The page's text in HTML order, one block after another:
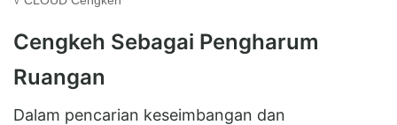
Cengkeh Sebagai Pengharum
Ruangan
Dalam pencarian keseimbangan dan